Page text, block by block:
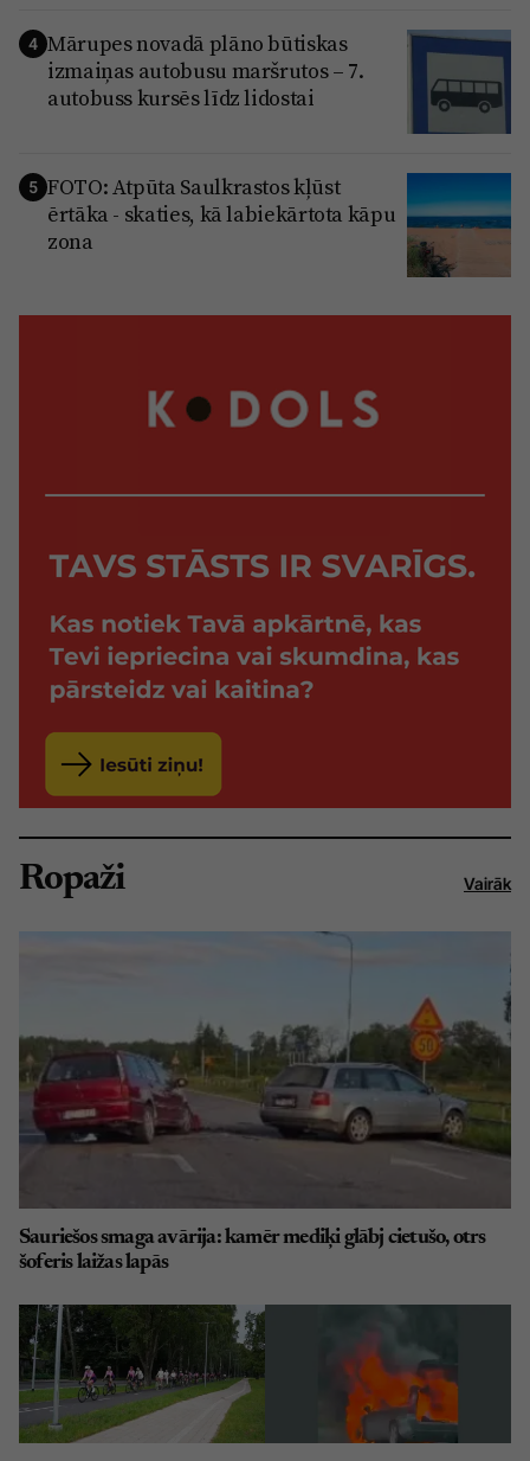
4 Mārupes novadā plāno būtiskas
izmaiņas autobusu maršrutos – 7.
autobuss kursēs līdz lidostai
5 FOTO: Atpūta Saulkrastos kļūst
ērtāka - skaties, kā labiekārtota kāpu
zona
Ropaži Vairāk
Sauriešos smaga avārija: kamēr mediķi glābj cietušo, otrs
šoferis laižas lapās